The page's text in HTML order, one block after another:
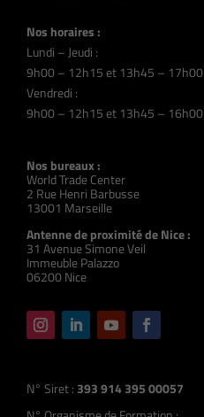
Nos horaires :
Lundi – Jeudi :
9h00 – 12h15 et 13h45 – 17h00
Vendredi :
9h00 – 12h15 et 13h45 – 16h00
Nos bureaux :
World Trade Center
2 Rue Henri Barbusse
13001 Marseille
Antenne de proximité de Nice :
31 Avenue Simone Veil
Immeuble Palazzo
06200 Nice
N° Siret : 393 914 395 00057